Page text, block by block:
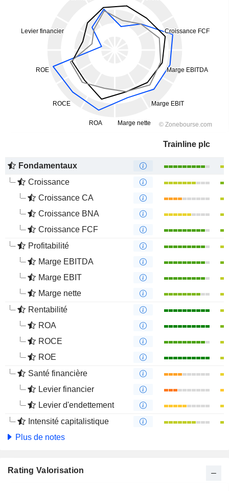
Trainline plc
Fondamentaux
Croissance
Croissance CA
Croissance BNA
Croissance FCF
Profitabilité
Marge EBITDA
Marge EBIT
Marge nette
Rentabilité
ROA
ROCE
ROE
Santé financière
Levier financier
Levier d'endettement
Intensité capitalistique
Plus de notes
Rating Valorisation